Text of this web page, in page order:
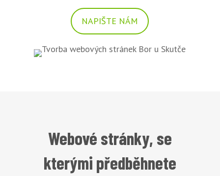
NAPIŠTE NÁM
Webové stránky, se
kterými předběhnete